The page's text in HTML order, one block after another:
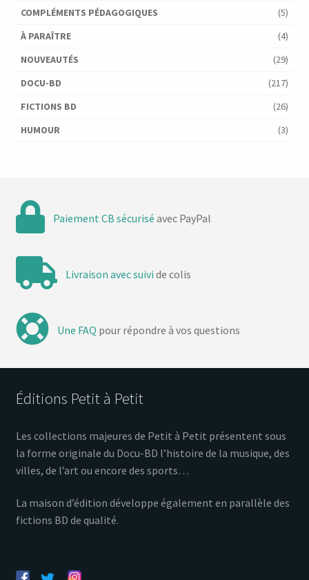
COMPLÉMENTS PÉDAGOGIQUES
(5)
À PARAÎTRE
(4)
NOUVEAUTÉS
(29)
DOCU-BD
(217)
FICTIONS BD
(26)
HUMOUR
(3)
Paiement CB sécurisé avec PayPal
Livraison avec suivi de colis
Une FAQ pour répondre à vos questions
Éditions Petit à Petit
Les collections majeures de Petit à Petit présentent sous
la forme originale du Docu-BD l’histoire de la musique, des
villes, de l’art ou encore des sports…
La maison d’édition développe également en parallèle des
fictions BD de qualité.